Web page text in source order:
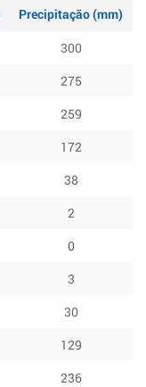
Precipitação (mm)
300
275
259
172
38
2
0
3
30
129
236